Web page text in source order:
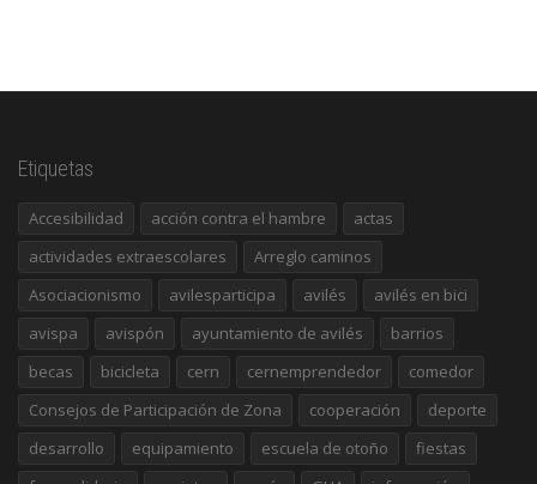
Etiquetas
Accesibilidad acción contra el hambre
actas
actividades extraescolares
Arreglo caminos
Asociacionismo
avilesparticipa avilés
avilés en bici
avispa
avispón ayuntamiento de avilés
barrios
becas
bicicleta cern cernemprendedor
comedor
Consejos de Participación de Zona
cooperación
deporte
desarrollo
equipamiento escuela de otoño
fiestas